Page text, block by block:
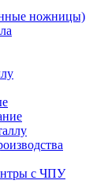
ножницы)
с ЧПУ